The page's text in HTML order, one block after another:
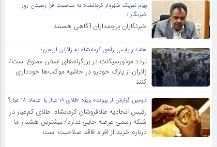
پیام تبریک شهردار کرمانشاه به مناسبت فرا رسیدن روز
خبرنگار ؛
خبرنگاران پرچمداران آگاهی هستند
هشدار پلیس راهور کرمانشاه به زائران اربعین؛
تردد موتورسیکلت در بزرگراه‌های استان ممنوع است/
زائران از پارک خودرو در حاشیه موکب‌ها خودداری
کنند
دومین گزارش از پرونده ویژه :طلای ۱۸ عیار یا اعتماد ۱۸ عیار؟
رئیس اتحادیه طلافروشان کرمانشاه: طلای کم‌عیار در
شبکه رسمی عرضه جایی ندارد/ بیشترین هشدار ما
درباره خرید از افراد فاقد صلاحیت است